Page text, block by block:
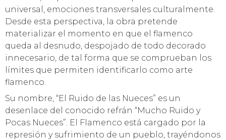
universal, emociones transversales culturalmente.
Desde esta perspectiva, la obra pretende
materializar el momento en que el flamenco
queda al desnudo, despojado de todo decorado
innecesario, de tal forma que se comprueban los
límites que permiten identificarlo como arte
flamenco.
Su nombre, “El Ruido de las Nueces” es un
desenlace del conocido refrán “Mucho Ruido y
Pocas Nueces”. El Flamenco está cargado por la
represión y sufrimiento de un pueblo, trayéndonos